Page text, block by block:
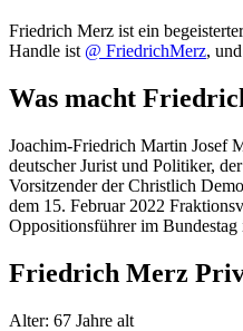
Friedrich Merz ist ein
Handle ist @ FriedrichMerz,
Was macht
Joachim-Friedrich Martin Josef
deutscher Jurist und Politiker,
Vorsitzender der Christlich
dem 15. Februar 2022
Oppositionsführer im Bundestag
Friedrich Merz
Alter: 67 Jahre alt